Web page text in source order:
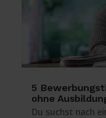
5
ohne
Du suchst nach